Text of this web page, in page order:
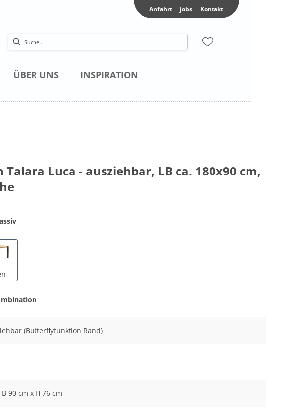
Anfahrt Jobs Kontakt
ÜBER UNS INSPIRATION
Talara Luca - ausziehbar, LB ca. 180x90 cm,
(Butterflyfunktion Rand)
B 90 cm x H 76 cm